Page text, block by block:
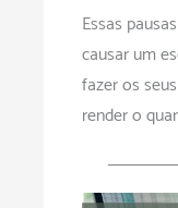
Essas
causar um
fazer os
render o